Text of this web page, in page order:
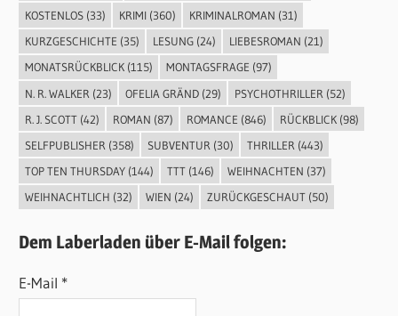
KOSTENLOS(33) KRIMI(360) KRIMINALROMAN (31)
KURZGESCHICHTE (35) LESUNG(24) LIEBESROMAN (21)
MONATSRÜCKBLICK(115) MONTAGSFRAGE (97)
N. R. WALKER (23) OFELIA GRÄND(29) PSYCHOTHRILLER (52)
R. J. SCOTT(42) ROMAN (87) ROMANCE (846) RÜCKBLICK(98)
SELFPUBLISHER (358) SUBVENTUR (30) THRILLER (443)
TOP TEN THURSDAY(144) TTT(146) WEIHNACHTEN (37)
WEIHNACHTLICH (32) WIEN (24) ZURÜCKGESCHAUT(50)
Dem Laberladen über E-Mail folgen:
E-Mail *